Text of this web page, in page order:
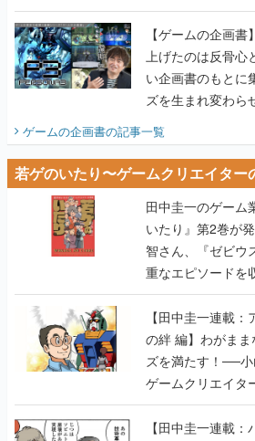
画書】
【ゲームの企画
上げたのは反骨心
い企画書のもとに
ズを生まれ変わら
ビュー】
ゲームの企画書の記事一覧
若ゲのいたり〜ゲームクリエイター
田中圭一のゲーム
いたり』第2巻が
智さん、『ゼビウ
重なエピソードを
【田中圭一連載：ア
の絆 編】わがま
ズを満たす！──小
ゲームクリエイタ
【若ゲのいたり最
【田中圭一連載：